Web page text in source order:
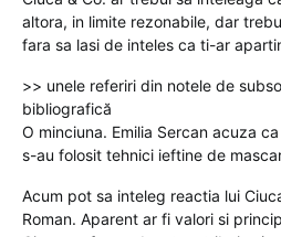
altora, in limite rezonabile, dar
fara sa lasi de inteles ca ti-ar
>> unele referiri din notele de
bibliografică
O minciuna. Emilia Sercan acuza
s-au folosit tehnici ieftine de
Acum pot sa inteleg reactia lui
Roman. Aparent ar fi valori si